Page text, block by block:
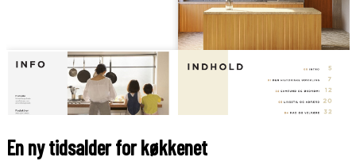
En ny tidsalder for køkkenet